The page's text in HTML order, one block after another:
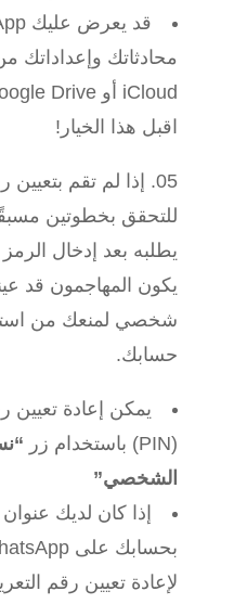
محادثاتك وإعداداتك
اقبل هذا الخيار!
إذا لم تقم
يطلبه بعد إدخال
يكون المهاجمون قد
شخصي لمنعك من
حسابك.
يمكن إعادة
(PIN) باستخدام زر
الشخصي”
إذا كان لديك